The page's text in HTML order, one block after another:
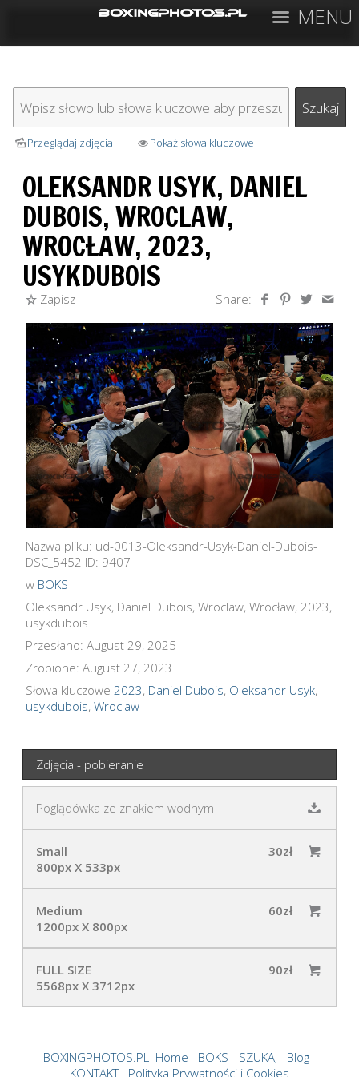
MENU
Przeglądaj zdjęcia Pokaż słowa kluczowe
OLEKSANDR USYK, DANIEL
DUBOIS, WROCLAW,
WROCŁAW, 2023,
USYKDUBOIS
Zapisz Share:
Nazwa pliku: ud-0013-Oleksandr-Usyk-Daniel-Dubois-
DSC_5452 ID: 9407
w BOKS
Oleksandr Usyk, Daniel Dubois, Wroclaw, Wrocław, 2023,
usykdubois
Przesłano: August 29, 2025
Zrobione: August 27, 2023
Słowa kluczowe 2023, Daniel Dubois, Oleksandr Usyk,
usykdubois, Wroclaw
Zdjęcia - pobieranie
Poglądówka ze znakiem wodnym
Small
800px X 533px
30zł
Medium
1200px X 800px
60zł
FULL SIZE
5568px X 3712px
90zł
BOXINGPHOTOS.PL Home BOKS - SZUKAJ
Blog
KONTAKT
Polityka Prywatności i Cookies